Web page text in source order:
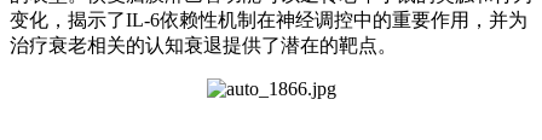
变化，揭示了IL-6依赖性机制在神经调控中的重要作用，并为
治疗衰老相关的认知衰退提供了潜在的靶点。